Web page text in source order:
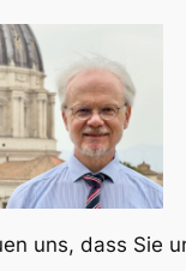
uns, dass Sie